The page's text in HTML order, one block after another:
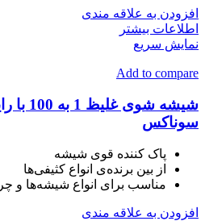
افزودن به علاقه مندی
اطلاعات بیشتر
نمایش سریع
Add to compare
سوناکس
پاک کننده قوی شیشه
از بین برنده‌ی انواع کثیفی‌ها
مناسب برای انواع شیشه‌ها و
افزودن به علاقه مندی